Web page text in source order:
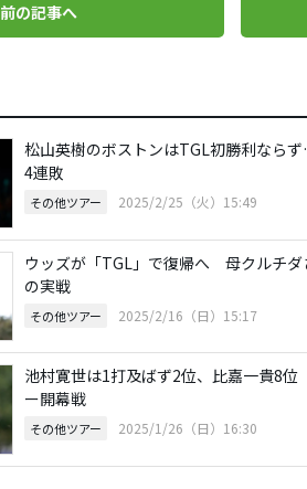
前の記事へ
松山英樹のボストンはTGL初勝利なら
4連敗
その他ツアー 2025/2/25（火）15:49
ウッズが「TGL」で復帰へ 母クルチダ
の実戦
その他ツアー 2025/2/16（日）15:17
池村寛世は1打及ばず2位、比嘉一貴8
ー開幕戦
その他ツアー 2025/1/26（日）16:30